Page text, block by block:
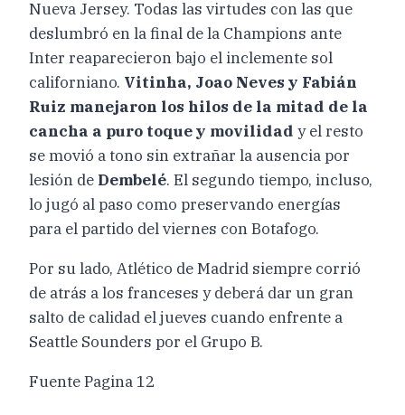
Nueva Jersey. Todas las virtudes con las que
deslumbró en la final de la Champions ante
Inter reaparecieron bajo el inclemente sol
californiano. Vitinha, Joao Neves y Fabián
Ruiz manejaron los hilos de la mitad de la
cancha a puro toque y movilidad y el resto
se movió a tono sin extrañar la ausencia por
lesión de Dembelé. El segundo tiempo, incluso,
lo jugó al paso como preservando energías
para el partido del viernes con Botafogo.
Por su lado, Atlético de Madrid siempre corrió
de atrás a los franceses y deberá dar un gran
salto de calidad el jueves cuando enfrente a
Seattle Sounders por el Grupo B.
Fuente Pagina 12